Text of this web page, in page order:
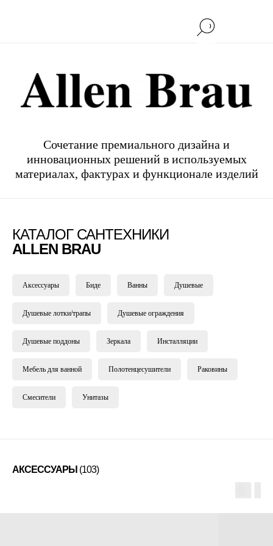
Сочетание премиального дизайна и
инновационных решений в используемых
материалах, фактурах и функционале изделий
КАТАЛОГ САНТЕХНИКИ
ALLEN BRAU
Аксессуары Биде Ванны Душевые
Душевые лотки/трапы Душевые ограждения
Душевые поддоны Зеркала Инсталляции
Мебель для ванной Полотенцесушители Раковины
Смесители Унитазы
АКСЕССУАРЫ (103)